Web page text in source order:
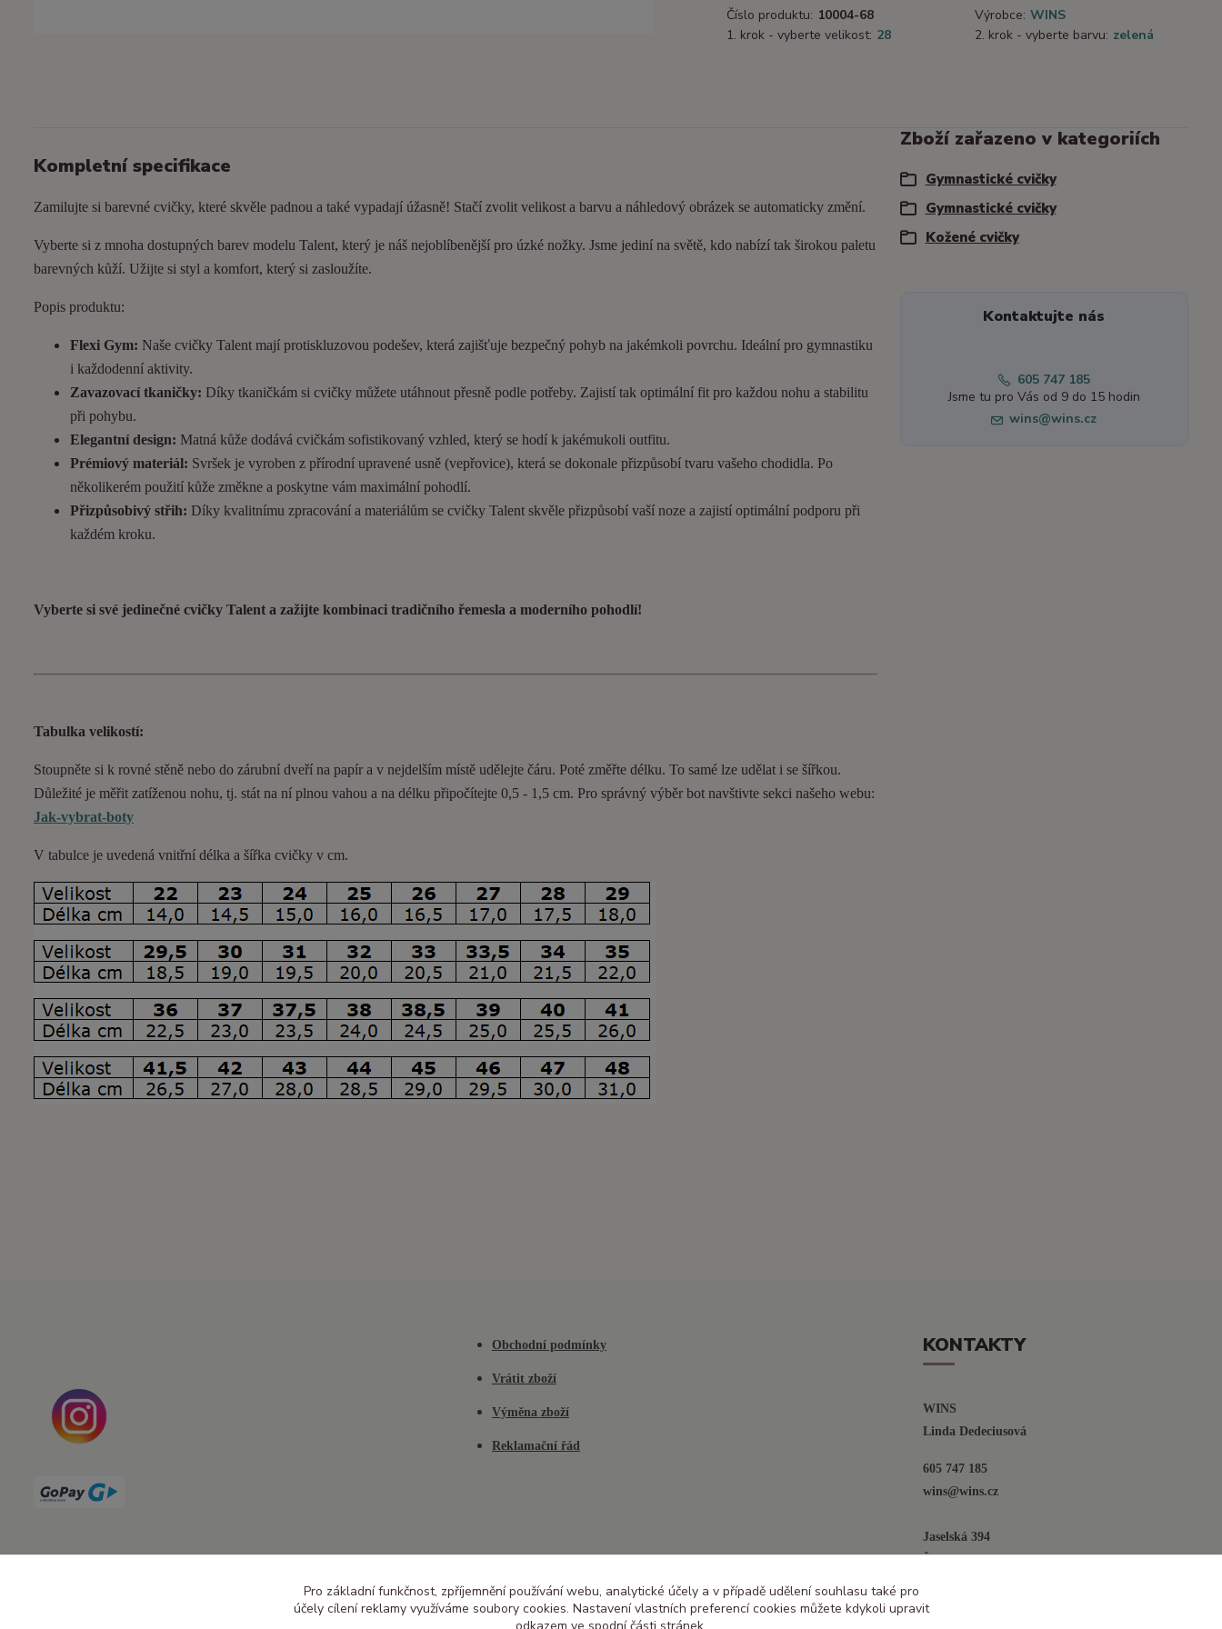
Číslo produktu: 10004-68 Výrobce: WINS
1. krok - vyberte velikost: 28 2. krok - vyberte barvu: zelená
Kompletní specifikace
Zamilujte si barevné cvičky, které skvěle padnou a také vypadají úžasně! Stačí zvolit velikost a barvu a náhledový obrázek se automaticky změní.
Vyberte si z mnoha dostupných barev modelu Talent, který je náš nejoblíbenější pro úzké nožky. Jsme jediní na světě, kdo nabízí tak širokou paletu
barevných kůží. Užijte si styl a komfort, který si zasloužíte.
Popis produktu:
Flexi Gym: Naše cvičky Talent mají protiskluzovou podešev, která zajišťuje bezpečný pohyb na jakémkoli povrchu. Ideální pro gymnastiku
i každodenní aktivity.
Zavazovací tkaničky: Díky tkaničkám si cvičky můžete utáhnout přesně podle potřeby. Zajistí tak optimální fit pro každou nohu a stabilitu
při pohybu.
Elegantní design: Matná kůže dodává cvičkám sofistikovaný vzhled, který se hodí k jakémukoli outfitu.
Prémiový materiál: Svršek je vyroben z přírodní upravené usně (vepřovice), která se dokonale přizpůsobí tvaru vašeho chodidla. Po
několikerém použití kůže změkne a poskytne vám maximální pohodlí.
Přizpůsobivý střih: Díky kvalitnímu zpracování a materiálům se cvičky Talent skvěle přizpůsobí vaší noze a zajistí optimální podporu při
každém kroku.
Vyberte si své jedinečné cvičky Talent a zažijte kombinaci tradičního řemesla a moderního pohodlí!
Tabulka velikostí:
Stoupněte si k rovné stěně nebo do zárubní dveří na papír a v nejdelším místě udělejte čáru. Poté změřte délku. To samé lze udělat i se šířkou.
Důležité je měřit zatíženou nohu, tj. stát na ní plnou vahou a na délku připočítejte 0,5 - 1,5 cm. Pro správný výběr bot navštivte sekci našeho webu:
Jak-vybrat-boty
V tabulce je uvedená vnitřní délka a šířka cvičky v cm.
Zboží zařazeno v kategoriích
Gymnastické cvičky
Gymnastické cvičky
Kožené cvičky
Kontaktujte nás
605 747 185
Jsme tu pro Vás od 9 do 15 hodin
wins@wins.cz
Obchodní podmínky
Vrátit zboží
Výměna zboží
Reklamační řád
KONTAKTY
WINS
Linda Dedeciusová
605 747 185
wins@wins.cz
Jaselská 394
Šenov u N. Jičína
Pro základní funkčnost, zpříjemnění používání webu, analytické účely a v případě udělení souhlasu také pro
účely cílení reklamy využíváme soubory cookies. Nastavení vlastních preferencí cookies můžete kdykoli upravit